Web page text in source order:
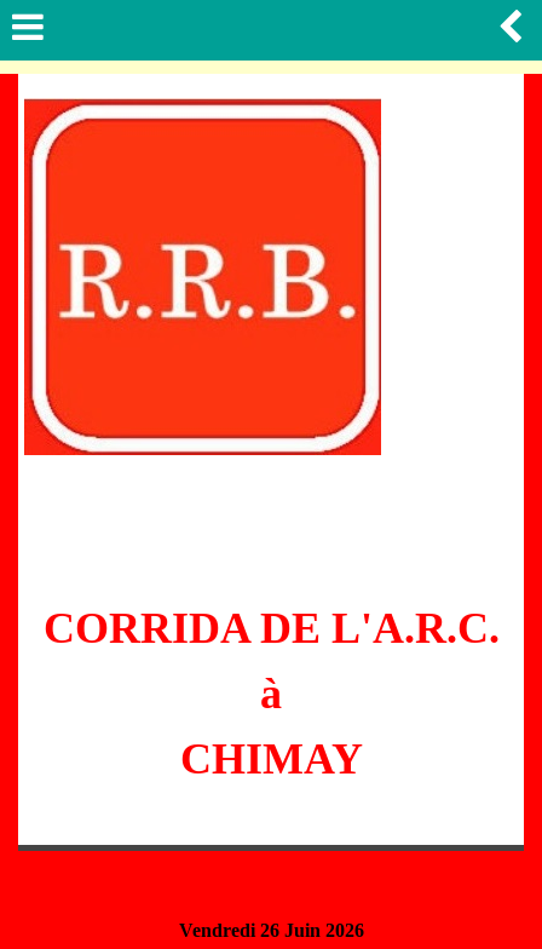
CORRIDA DE L'A.R.C.
à
CHIMAY
Vendredi 26 Juin 2026